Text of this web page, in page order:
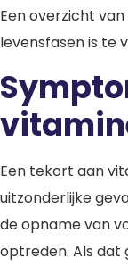
Een overzicht
levensfasen is te
Een tekort aan
uitzonderlijke
de opname van
optreden. Als dat